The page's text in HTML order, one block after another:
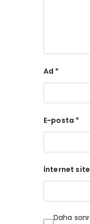
Ad *
E-posta *
İnternet
Daha